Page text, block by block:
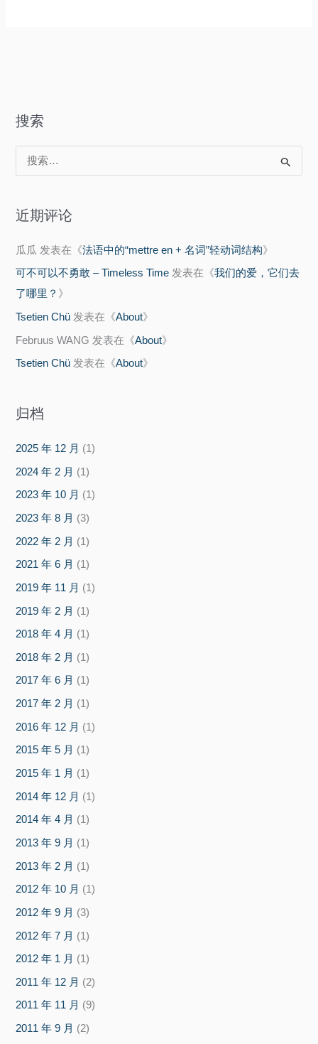
能
性
无
搜索
索
近期评论
瓜瓜 发表在《法语中的“mettre en + 名词”轻动词结构》
可不可以不勇敢 – Timeless Time 发表在《我们的爱，它们去
了哪里？ 》
Tsetien Chü 发表在《About》
Februus WANG 发表在《About》
Tsetien Chü 发表在《About》
归档
2025 年 12 月 (1)
2024 年 2 月 (1)
2023 年 10 月 (1)
2023 年 8 月 (3)
2022 年 2 月 (1)
2021 年 6 月 (1)
2019 年 11 月 (1)
2019 年 2 月 (1)
2018 年 4 月 (1)
2018 年 2 月 (1)
2017 年 6 月 (1)
2017 年 2 月 (1)
2016 年 12 月 (1)
2015 年 5 月 (1)
2015 年 1 月 (1)
2014 年 12 月 (1)
2014 年 4 月 (1)
2013 年 9 月 (1)
2013 年 2 月 (1)
2012 年 10 月 (1)
2012 年 9 月 (3)
2012 年 7 月 (1)
2012 年 1 月 (1)
2011 年 12 月 (2)
2011 年 11 月 (9)
2011 年 9 月 (2)